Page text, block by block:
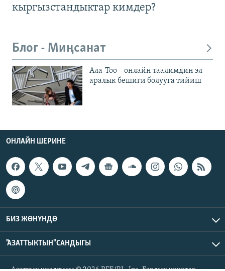
кыргызстандыктар кимдер?
Блог - Миңсанат
Ала-Тоо – онлайн таалимдин эл
аралык бешиги болууга тийиш
ОНЛАЙН ШЕРИНЕ
БИЗ ЖӨНҮНДӨ
"АЗАТТЫКТЫН" САНДЫГЫ